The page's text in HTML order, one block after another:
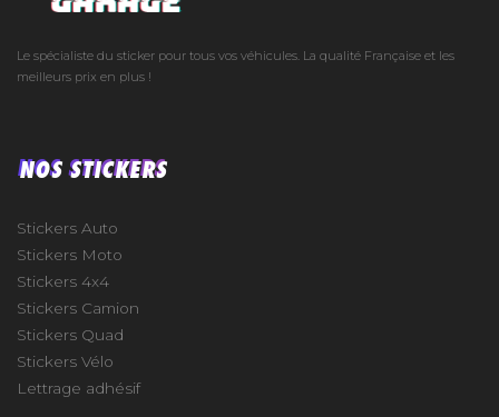
Le spécialiste du sticker pour tous vos véhicules. La qualité Française et les
meilleurs prix en plus !
NOS STICKERS
Stickers Auto
Stickers Moto
Stickers 4x4
Stickers Camion
Stickers Quad
Stickers Vélo
Lettrage adhésif